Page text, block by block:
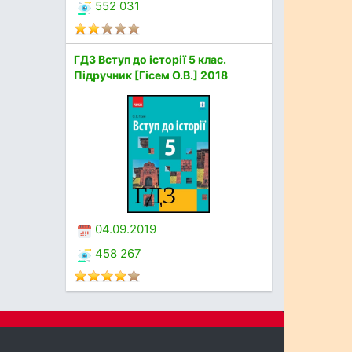
552 031
ГДЗ Вступ до історії 5 клас.
Підручник [Гісем О.В.] 2018
04.09.2019
458 267